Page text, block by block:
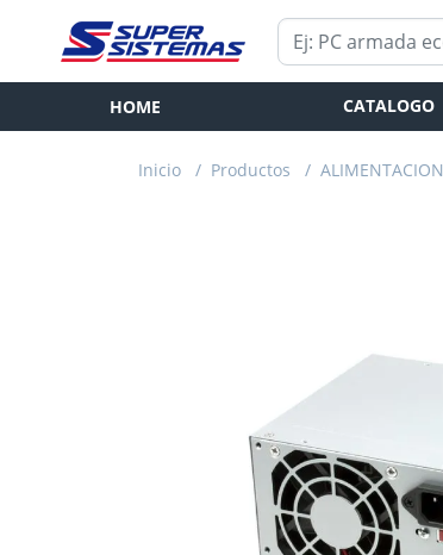
HOME CATALOGO
Inicio / Productos / ALIMENTACION